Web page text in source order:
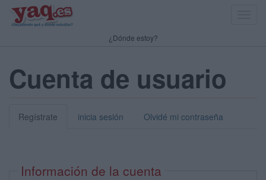
¿Dónde estoy?
Cuenta de usuario
Regístrate inicia sesión Olvidé mi contraseña
Información de la cuenta